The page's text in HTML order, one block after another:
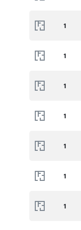
1
1
1
1
1
1
1